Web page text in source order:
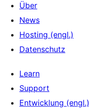
Über
News
Hosting (engl.)
Datenschutz
Learn
Support
Entwicklung (engl.)